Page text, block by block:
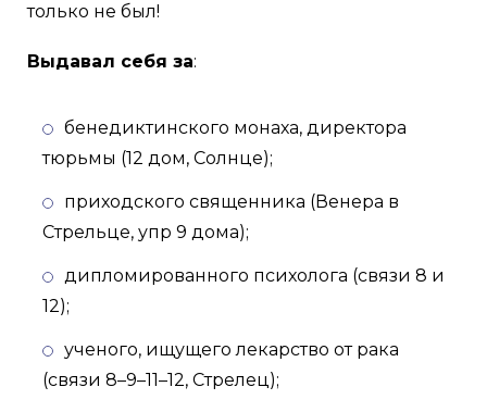
только не был!
Выдавал себя за:
бенедиктинского монаха, директора
тюрьмы (12 дом, Солнце);
приходского священника (Венера в
Стрельце, упр 9 дома);
дипломированного психолога (связи 8 и
12);
ученого, ищущего лекарство от рака
(связи 8–9–11–12, Стрелец);